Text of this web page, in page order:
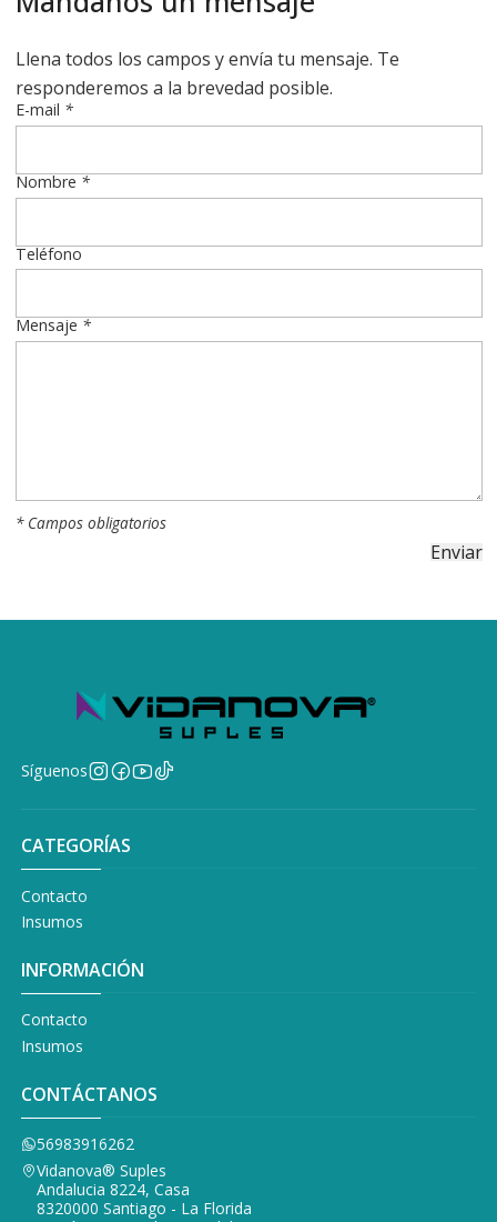
Llena todos los campos y envía tu mensaje. Te
responderemos a la brevedad posible.
E-mail *
Nombre*
Teléfono
Mensaje *
* Campos obligatorios
Síguenos
CATEGORÍAS
Contacto
Insumos
INFORMACIÓN
Contacto
Insumos
CONTÁCTANOS
56983916262
Vidanova® Suples
Andalucia 8224, Casa
8320000 Santiago - La Florida